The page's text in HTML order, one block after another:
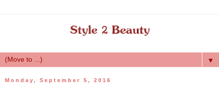
▼
Monday, September 5, 2016